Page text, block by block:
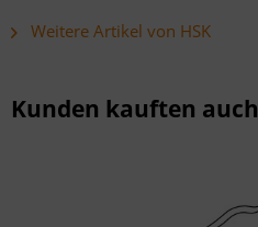
Weitere Artikel von HSK
Kunden kauften auch